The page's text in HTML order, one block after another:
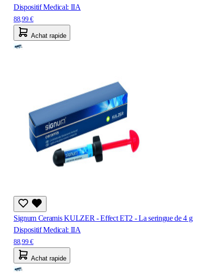
Dispositif Medical: IIA
88,99 €
Achat rapide
Signum Ceramis KULZER - Effect ET2 - La seringue de 4 g
Dispositif Medical: IIA
88,99 €
Achat rapide